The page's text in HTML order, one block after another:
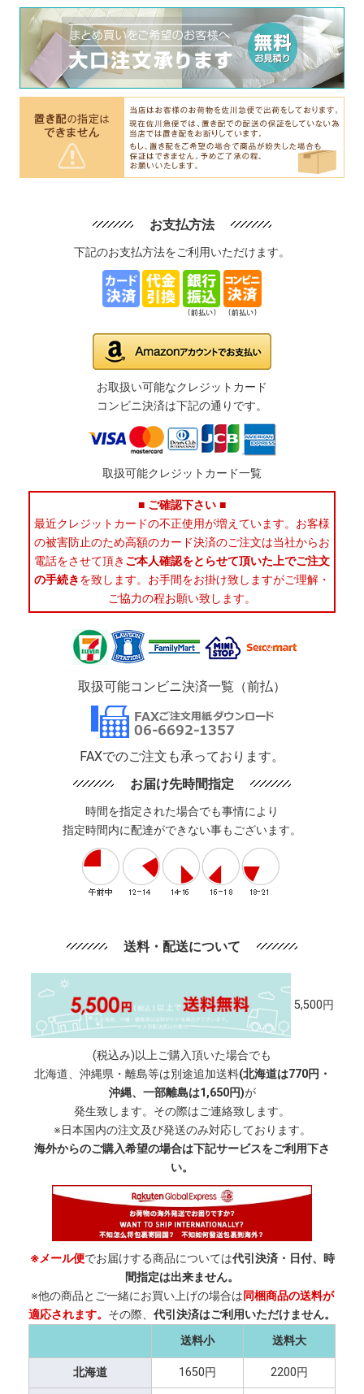
お支払方法
下記のお支払方法をご利用いただけます。
お取扱い可能なクレジットカード
コンビニ決済は下記の通りです。
取扱可能クレジットカード一覧
■ ご確認下さい ■
最近クレジットカードの不正使用が増えています。お客様
の被害防止のため高額のカード決済のご注文は当社からお
電話をさせて頂き ご本人確認をとらせて頂いた上でご注文
の手続きを致します。お手間をお掛け致しますがご理解・
ご協力の程お願い致します。
取扱可能コンビニ決済一覧（前払）
FAXでのご注文も承っております。
お届け先時間指定
時間を指定された場合でも事情により
指定時間内に配達ができない事もございます。
送料・配送について
5,500円
(税込み)以上ご購入頂いた場合でも
北海道、沖縄県・離島等は別途追加送料(北海道は770円・
沖縄、一部離島は1,650円)が
発生致します。その際はご連絡致します。
※日本国内の注文及び発送のみ対応しております。
海外からのご購入希望の場合は下記サービスをご利用下さ
い。
※メール便でお届けする商品については代引決済・日付、時
間指定は出来ません。
※他の商品とご一緒にお買い上げの場合は同梱商品の送料が
適応されます。 その際、 代引決済はご利用いただけません。
送料小
送料大
北海道 1650円 2200円